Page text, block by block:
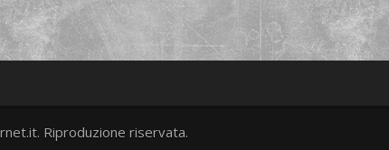
twittergoogleplus
facebook
Riproduzione riservata.